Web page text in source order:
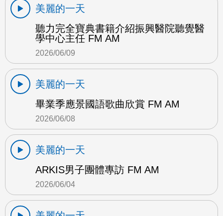
美麗的一天
聽力完全寶典書籍介紹振興醫院聽覺醫
學中心主任 FM AM
2026/06/09
美麗的一天
畢業季應景國語歌曲欣賞 FM AM
2026/06/08
美麗的一天
ARKIS男子團體專訪 FM AM
2026/06/04